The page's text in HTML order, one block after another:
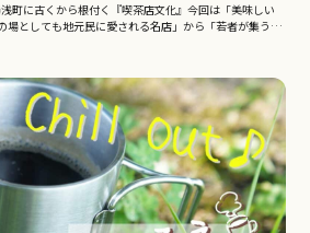
町に古くから根付く『喫茶店文化』今回は「美味しい
場としても地元民に愛される名店」から「若者が集う…